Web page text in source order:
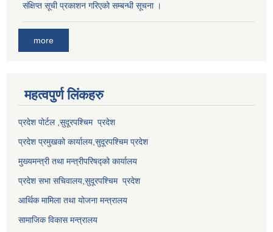
संक्षिप्त सूची प्रकाशन गरिएको सम्बन्धी सूचना ।
more
महत्वपुर्ण लि‌ंकहरु
प्रदेश पोर्टल ,सुदूरपश्चिम प्रदेश
प्रदेश प्रमुखको कार्यालय, सुदूरपश्चिमप्रदेश
मुख्यमन्त्री तथा मन्त्रीपरिषद्को कार्यालय
प्रदेश सभा सचिवालय, सुदूरपश्चिम प्रदेश
आर्थिक मामिला तथा योजना मन्त्रालय
सामाजिक विकास मन्त्रालय